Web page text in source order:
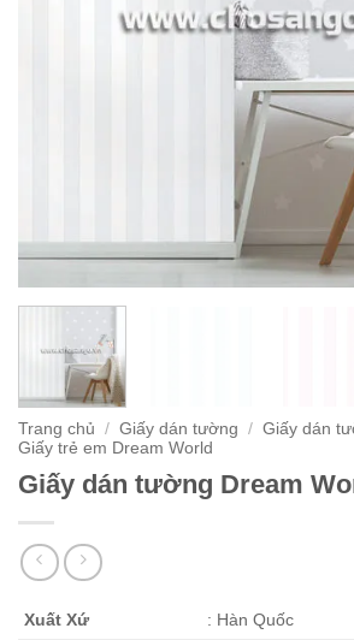
Trang chủ / Giấy dán tường / Giấy dán
Giấy trẻ em Dream World
Giấy dán tường Dream
Xuất Xứ : Hàn Quốc